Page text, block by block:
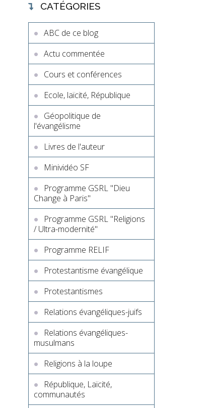
CATÉGORIES
ABC de ce blog
Actu commentée
Cours et conférences
Ecole, laïcité, République
Géopolitique de
l'évangélisme
Livres de l'auteur
Minividéo SF
Programme GSRL "Dieu
Change à Paris"
Programme GSRL "Religions
/ Ultra-modernité"
Programme RELIF
Protestantisme évangélique
Protestantismes
Relations évangéliques-juifs
Relations évangéliques-
musulmans
Religions à la loupe
République, Laïcité,
communautés